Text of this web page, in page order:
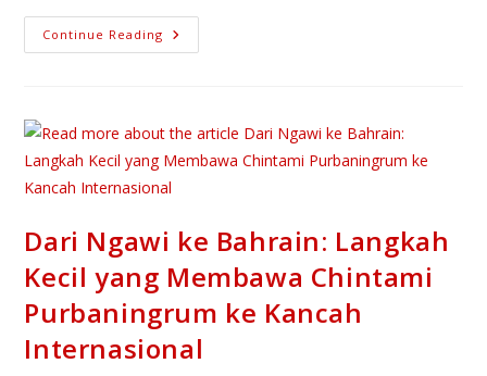
Continue Reading
Dari Ngawi ke Bahrain: Langkah
Kecil yang Membawa Chintami
Purbaningrum ke Kancah
Internasional